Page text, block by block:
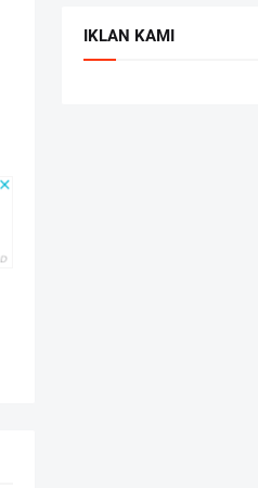
IKLAN KAMI